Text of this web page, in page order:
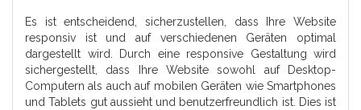
Es ist entscheidend, sicherzustellen, dass Ihre Website
responsiv ist und auf verschiedenen Geräten optimal
dargestellt wird. Durch eine responsive Gestaltung wird
sichergestellt, dass Ihre Website sowohl auf Desktop-
Computern als auch auf mobilen Geräten wie Smartphones
und Tablets gut aussieht und benutzerfreundlich ist. Dies ist